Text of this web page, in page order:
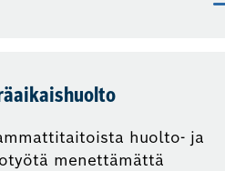
huolto- ja
menettämättä